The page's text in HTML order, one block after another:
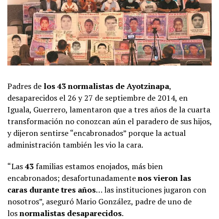
Padres de los 43 normalistas de Ayotzinapa,
desaparecidos el 26 y 27 de septiembre de 2014, en
Iguala, Guerrero, lamentaron que a tres años de la cuarta
transformación no conozcan aún el paradero de sus hijos,
y dijeron sentirse “encabronados” porque la actual
administración también les vio la cara.
“Las43familias estamos enojados, más bien
encabronados; desafortunadamentenos vieron las
caras durante tres años… las instituciones jugaron con
nosotros”, aseguró Mario González, padre de uno de
losnormalistas desaparecidos.